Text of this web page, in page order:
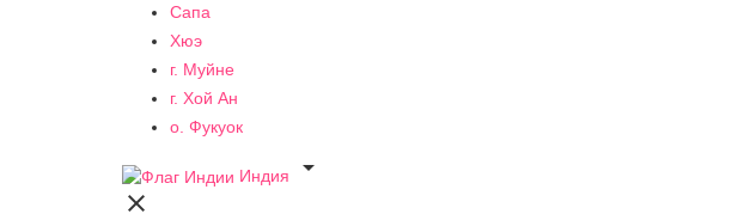
Сапа
Хюэ
г. Муйне
г. Хой Ан
о. Фукуок
Индия

